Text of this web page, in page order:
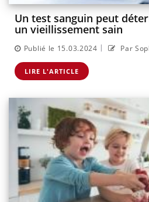
Un test sanguin peut
un vieillissement sain
Publié le 15.03.2024 | Par
LIRE L'ARTICLE